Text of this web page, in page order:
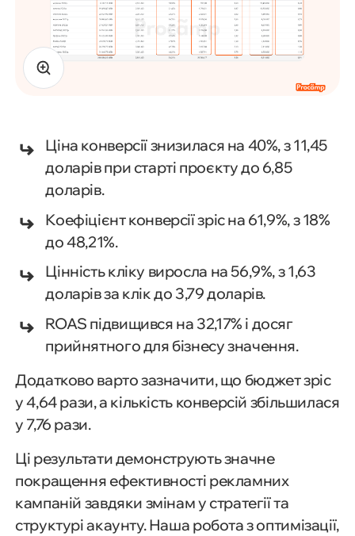
Ціна конверсії знизилася на 40%, з 11,45
доларів при старті проєкту до 6,85
доларів.
Коефіцієнт конверсії зріс на 61,9%, з 18%
до 48,21%.
Цінність кліку виросла на 56,9%, з 1,63
доларів за клік до 3,79 доларів.
ROAS підвищився на 32,17% і досяг
прийнятного для бізнесу значення.
Додатково варто зазначити, що бюджет зріс
у 4,64 рази, а кількість конверсій збільшилася
у 7,76 рази.
Ці результати демонструють значне
покращення ефективності рекламних
кампаній завдяки змінам у стратегії та
структурі акаунту. Наша робота з оптимізації,